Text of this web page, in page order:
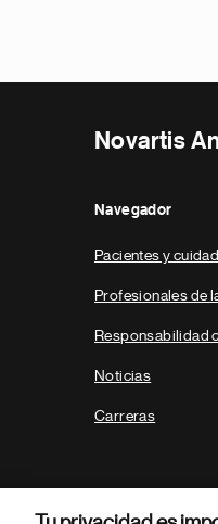
Novartis
Navegador
Pacientes y
Profesionales de
Responsabilidad
Noticias
Carreras